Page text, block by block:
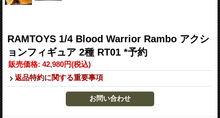
RAMTOYS 1/4 Blood Warrior Rambo アクシ
ョンフィギュア 2種 RT01 *予約
販売価格: 42,980円(税込)
返品特約に関する重要事項